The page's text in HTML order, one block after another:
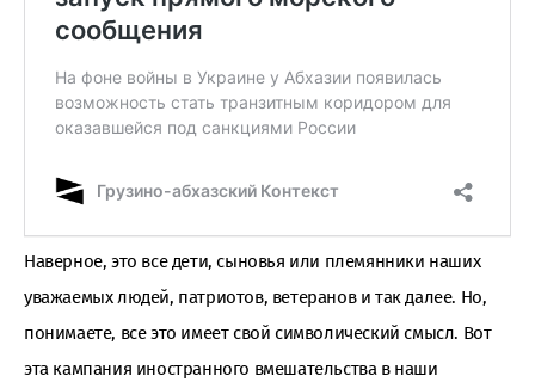
Наверное, это все дети, сыновья или племянники наших
уважаемых людей, патриотов, ветеранов и так далее. Но,
понимаете, все это имеет свой символический смысл. Вот
эта кампания иностранного вмешательства в наши